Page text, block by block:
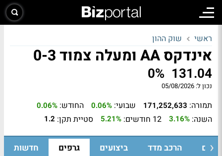
ראשי שוק ההון
אינדקס AA ומעלה צמוד 0-3
131.04
0%
נכון ל: 05/08/2026
תמורה: 171,252,633 שבועי: 0.06% החודש: 0.06%
השנה: 3.16% 12 חודשים: 5.21% סטיית תקן: 1.2
הרכב מדד ביצועים גרפים חדשות